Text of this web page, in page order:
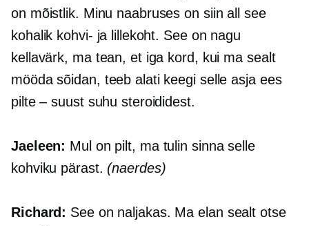
on mõistlik. Minu naabruses on siin all see
kohalik kohvi- ja lillekoht. See on nagu
kellavärk, ma tean, et iga kord, kui ma sealt
mööda sõidan, teeb alati keegi selle asja ees
pilte – suust suhu steroididest.
Jaeleen: Mul on pilt, ma tulin sinna selle
kohviku pärast. (naerdes)
Richard: See on naljakas. Ma elan sealt otse